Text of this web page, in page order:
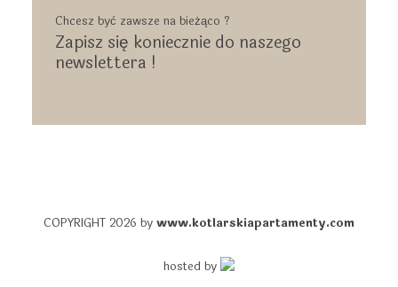
Chcesz być zawsze na bieżąco ?
Zapisz się koniecznie do naszego
newslettera !
COPYRIGHT 2026 by www.kotlarskiapartamenty.com
hosted by